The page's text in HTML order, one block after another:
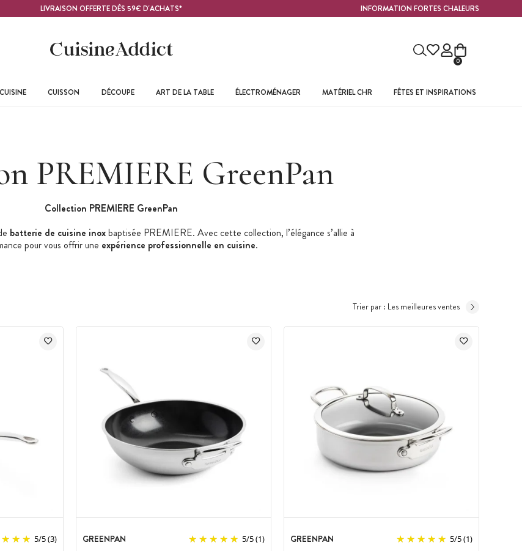
LIVRAISON OFFERTE DÈS 59€ D'ACHATS* INFORMATION FORTES CHALEURS
0
CUISSON DÉCOUPE ART DE LA TABLE ÉLECTROMÉNAGER MATÉRIEL CHR FÊTES ET INSPIRATIONS
PREMIERE GreenPan
Collection PREMIERE GreenPan
batterie de cuisine inoxbaptisée PREMIERE. Avec cette collection, l’élégance s’allie à
pour vous offrir une expérience professionnelle en cuisine.
Trier par : Les meilleures ventes
5/5(3) GREENPAN 5/5(1) GREENPAN 5/5(1)